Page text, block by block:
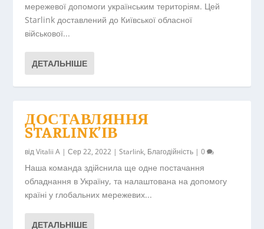
мережевої допомоги українським територіям. Цей
Starlink доставлений до Київської обласної
військової...
ДЕТАЛЬНІШЕ
ДОСТАВЛЯННЯ
STARLINK’ІВ
відVitalii A |Сер 22, 2022 |Starlink, Благодійність |0
Наша команда здійснила ще одне постачання
обладнання в Україну, та налаштована на допомогу
країні у глобальних мережевих...
ДЕТАЛЬНІШЕ